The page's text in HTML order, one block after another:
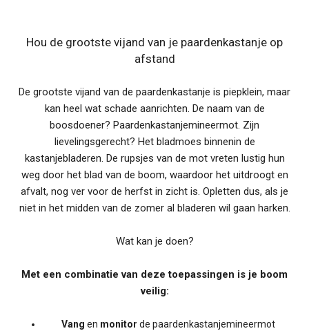
Hou de grootste vijand van je paardenkastanje op
afstand
De grootste vijand van de paardenkastanje is piepklein, maar
kan heel wat schade aanrichten. De naam van de
boosdoener? Paardenkastanjemineermot. Zijn
lievelingsgerecht? Het bladmoes binnenin de
kastanjebladeren. De rupsjes van de mot vreten lustig hun
weg door het blad van de boom, waardoor het uitdroogt en
afvalt, nog ver voor de herfst in zicht is. Opletten dus, als je
niet in het midden van de zomer al bladeren wil gaan harken.
Wat kan je doen?
Met een combinatie van deze toepassingen is je boom
veilig:
Vang en monitor de paardenkastanjemineermot